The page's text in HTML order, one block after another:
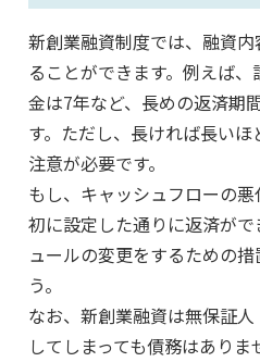
新創業融資制度では、融資
ることができます。例えば
金は7年など、長めの返済期
す。ただし、長ければ長い
注意が必要です。
もし、キャッシュフローの
初に設定した通りに返済が
ュールの変更をするための
う。
なお、新創業融資は無保証
してしまっても債務はあり